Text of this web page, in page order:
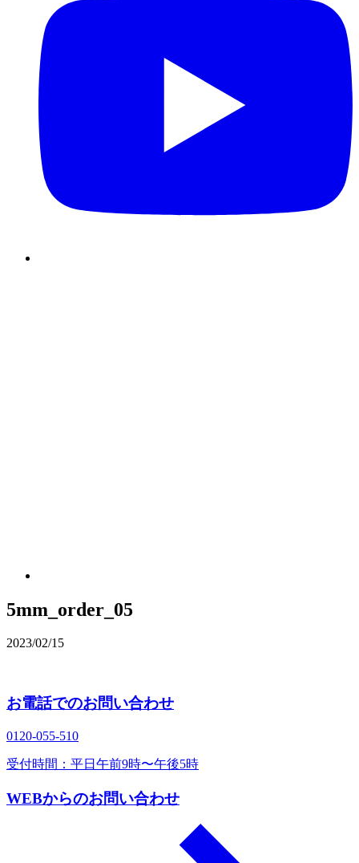
5mm_order_05
2023/02/15
お電話でのお問い合わせ
0120‐055‐510
受付時間：平日午前9時〜午後5時
WEBからのお問い合わせ